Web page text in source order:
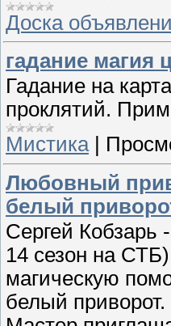
Доска
гадание магия
Гадание на
проклятий.
Мистика|
Любовный
белый
Сергей Кобзарь
14 сезон на
магическую
белый приворот.